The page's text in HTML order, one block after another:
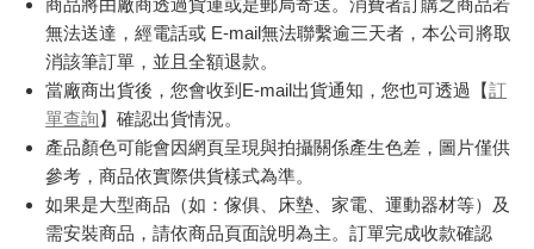
無法送達，經電話或 E-mail無法聯繫逾三天者，本公司將取
消該筆訂單，並且全額退款。
當廠商出貨後，您會收到E-mail出貨通知，您也可透過【訂
單查詢】確認出貨情況。
產品顏色可能會因網頁呈現與拍攝關係產生色差，圖片僅供
參考，商品依實際供貨樣式為準。
如果是大型商品（如：傢俱、床墊、家電、運動器材等）及
需安裝商品，請依商品頁面說明為主。訂單完成收款確認